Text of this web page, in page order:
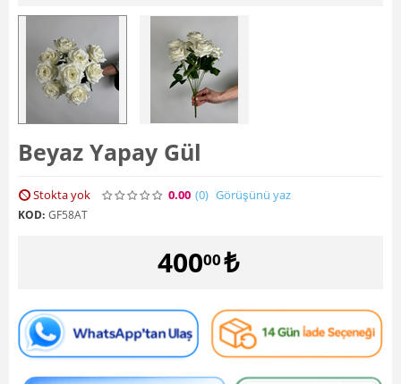
Beyaz Yapay Gül
Stokta yok 0.00 (0) Görüşünü yaz
KOD: GF58AT
40000₺